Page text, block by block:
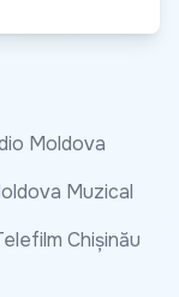
Moldova
Muzical
Chișinău